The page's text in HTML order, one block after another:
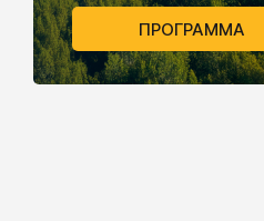
ПРОГРАММА